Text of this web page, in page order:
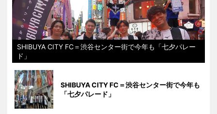
SHIBUYA CITY FC＝渋谷センター街で今年も「七夕パレー
ド」
SHIBUYA CITY FC＝渋谷センター街で今年も
「七夕パレード」